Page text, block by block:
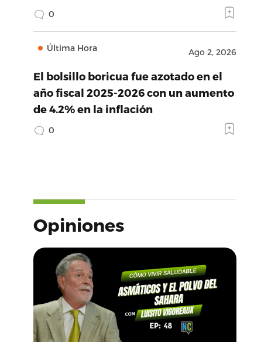
0
Última Hora Ago 2, 2026
El bolsillo boricua fue azotado en el
año fiscal 2025-2026 con un aumento
de 4.2% en la inflación
0
Opiniones